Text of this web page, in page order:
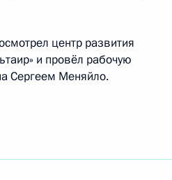
центр развития
и провёл рабочую
Сергеем Меняйло.